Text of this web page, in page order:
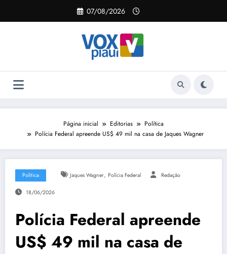
o
07/08/2026
Página inicial Editorias
Política
Polícia Federal apreende US$ 49 mil na casa de Jaques Wagner
Política Jaques Wagner, Polícia Federal Redação
18/06/2026
Polícia Federal apreende
US$ 49 mil na casa de